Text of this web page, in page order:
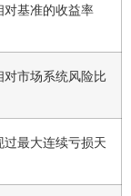
对基准的收益率
市场系统风险比
最大连续亏损天